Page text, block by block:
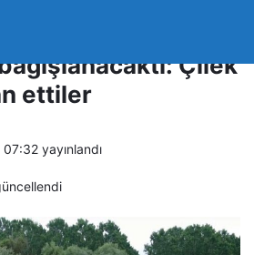
geliri kız
Çilek
ettiler
07:32 yayınlandı